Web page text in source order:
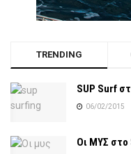
TRENDING
SUP Surf
06/02/2015
Οι ΜΥΣ στο